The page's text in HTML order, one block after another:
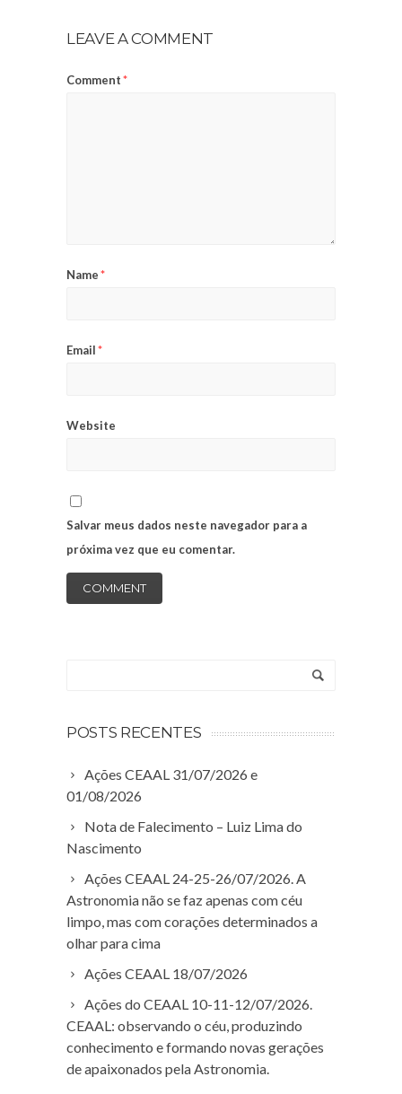
LEAVE A COMMENT
Comment*
Name*
Email*
Website
Salvar meus dados neste navegador para a
próxima vez que eu comentar.
POSTS RECENTES
Ações CEAAL 31/07/2026 e
01/08/2026
Nota de Falecimento – Luiz Lima do
Nascimento
Ações CEAAL 24-25-26/07/2026. A
Astronomia não se faz apenas com céu
limpo, mas com corações determinados a
olhar para cima
Ações CEAAL 18/07/2026
Ações do CEAAL 10-11-12/07/2026.
CEAAL: observando o céu, produzindo
conhecimento e formando novas gerações
de apaixonados pela Astronomia.